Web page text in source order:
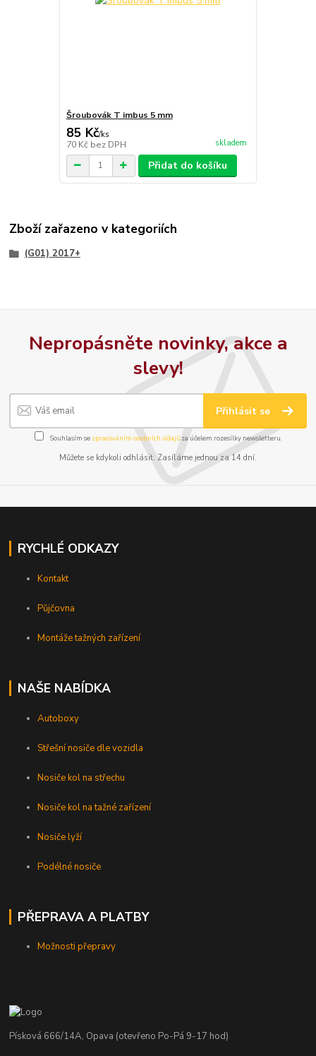
Šroubovák T imbus 5 mm
85 Kč/ks
70 Kč bez DPH skladem
Přidat do košíku
Zboží zařazeno v kategoriích
(G01) 2017+
Nepropásněte novinky, akce a
slevy!
Přihlásit se
Souhlasím se zpracováním osobních údajůza účelem rozesílky newsletteru.
Můžete se kdykoli odhlásit. Zasíláme jednou za 14 dní.
RYCHLÉ ODKAZY
Kontakt
Půjčovna
Montáže tažných zařízení
NAŠE NABÍDKA
Autoboxy
Střešní nosiče dle vozidla
Nosiče kol na střechu
Nosiče kol na tažné zařízení
Nosiče lyží
Podélné nosiče
PŘEPRAVA A PLATBY
Možnosti přepravy
Písková 666/14A, Opava (otevřeno Po-Pá 9-17 hod)